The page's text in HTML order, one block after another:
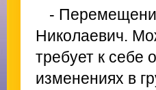
-
Николаевич.
требует к
изменениях в